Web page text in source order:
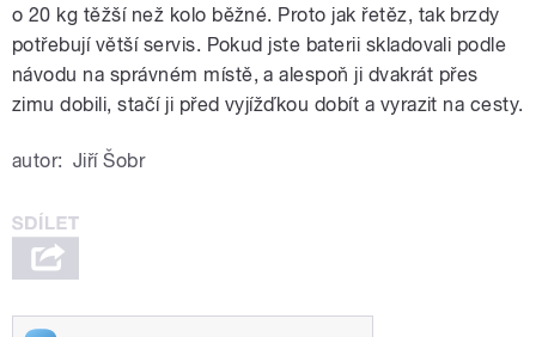
o 20 kg těžší než kolo běžné. Proto jak řetěz, tak brzdy
potřebují větší servis. Pokud jste baterii skladovali podle
návodu na správném místě, a alespoň ji dvakrát přes
zimu dobili, stačí ji před vyjížďkou dobít a vyrazit na cesty.
autor: Jiří Šobr